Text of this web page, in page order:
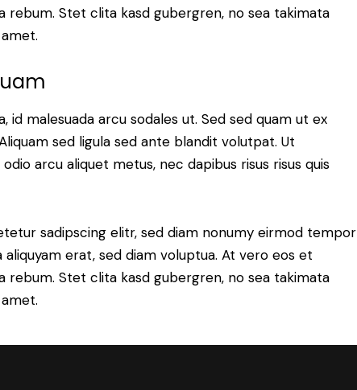
rebum. Stet clita kasd gubergren, no sea takimata
id malesuada arcu sodales ut. Sed sed quam ut ex
sed ligula sed ante blandit volutpat. Ut
arcu aliquet metus, nec dapibus risus risus quis
sadipscing elitr, sed diam nonumy eirmod tempor
erat, sed diam voluptua. At vero eos et
rebum. Stet clita kasd gubergren, no sea takimata